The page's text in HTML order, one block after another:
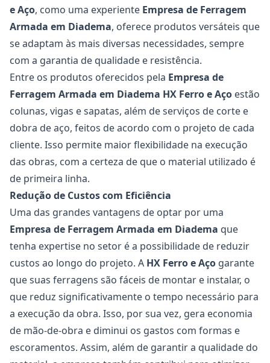
e Aço, como uma experiente Empresa de Ferragem
Armada em Diadema, oferece produtos versáteis que
se adaptam às mais diversas necessidades, sempre
com a garantia de qualidade e resistência.
Entre os produtos oferecidos pela Empresa de
Ferragem Armada em Diadema HX Ferro e Aço estão
colunas, vigas e sapatas, além de serviços de corte e
dobra de aço, feitos de acordo com o projeto de cada
cliente. Isso permite maior flexibilidade na execução
das obras, com a certeza de que o material utilizado é
de primeira linha.
Redução de Custos com Eficiência
Uma das grandes vantagens de optar por uma
Empresa de Ferragem Armada em Diadema que
tenha expertise no setor é a possibilidade de reduzir
custos ao longo do projeto. A HX Ferro e Aço garante
que suas ferragens são fáceis de montar e instalar, o
que reduz significativamente o tempo necessário para
a execução da obra. Isso, por sua vez, gera economia
de mão-de-obra e diminui os gastos com formas e
escoramentos. Assim, além de garantir a qualidade do